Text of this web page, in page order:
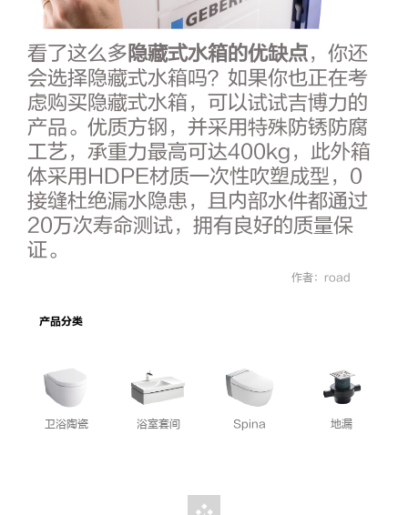
看了这么多隐藏式水箱的优缺点，你还
会选择隐藏式水箱吗？如果你也正在考
虑购买隐藏式水箱，可以试试吉博力的
产品。优质方钢，并采用特殊防锈防腐
工艺，承重力最高可达400kg，此外箱
体采用HDPE材质一次性吹塑成型，0
接缝杜绝漏水隐患，且内部水件都通过
20万次寿命测试，拥有良好的质量保
证。
作者：road
产品分类
卫浴陶瓷 浴室套间 Spina 地漏